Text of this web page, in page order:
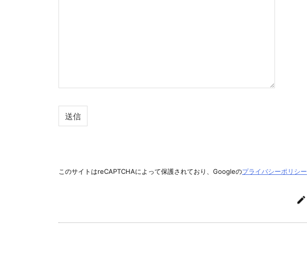
このサイトはreCAPTCHAによって保護されており、Googleのプライバシーポリシー
